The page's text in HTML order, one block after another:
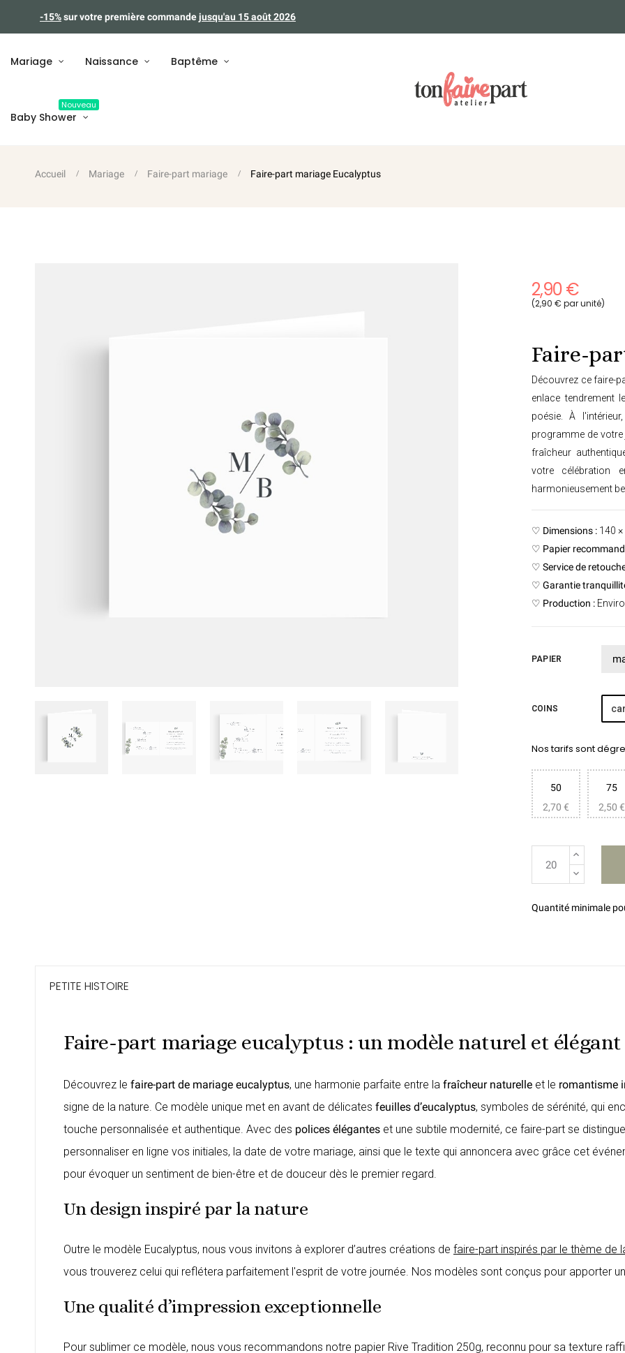
-15%sur votre première commandejusqu'au 15 août 2026
Mariage Naissance Baptême
Baby Shower
Nouveau
Accueil Mariage Faire-part mariage Faire-part mariage Eucalyptus
2,90 €
(2,90 € par unité)
Faire-
Découvrez ce faire-
enlace tendrement
poésie. À
programme de votre
fraîcheur
votre célébration
harmonieusement
♡ Dimensions : 140
♡ Papier
♡ Service de
♡ Garantie
♡ Production :
PAPIER
COINS
Nos tarifs sont
50
2,70 €
75
2,50 €
Quantité minimale
PETITE HISTOIRE
Faire-part mariage eucalyptus : un modèle naturel et élégant
Découvrez le faire-part de mariage eucalyptus, une harmonie parfaite entre la fraîcheur naturelle et le romantisme
signe de la nature. Ce modèle unique met en avant de délicates feuilles d’eucalyptus, symboles de sérénité, qui
touche personnalisée et authentique. Avec des polices élégantes et une subtile modernité, ce faire-part se
personnaliser en ligne vos initiales, la date de votre mariage, ainsi que le texte qui annoncera avec grâce cet
pour évoquer un sentiment de bien-être et de douceur dès le premier regard.
Un design inspiré par la nature
Outre le modèle Eucalyptus, nous vous invitons à explorer d’autres créations de faire-part inspirés par le thème de
vous trouverez celui qui reflétera parfaitement l'esprit de votre journée. Nos modèles sont conçus pour apporter
Une qualité d’impression exceptionnelle
Pour sublimer ce modèle, nous vous recommandons notre papier Rive Tradition 250g, reconnu pour sa texture